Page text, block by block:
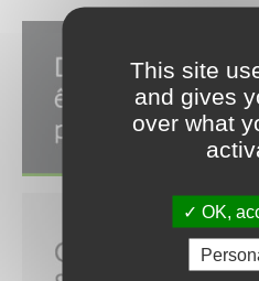
This site
and gives
over what
OK,